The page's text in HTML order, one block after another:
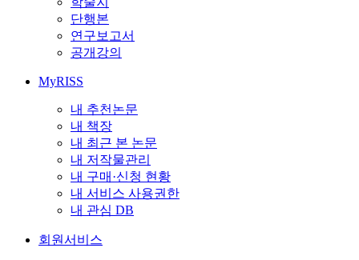
단행본
연구보고서
공개강의
MyRISS
내 추천논문
내 책장
내 최근 본 논문
내 저작물관리
내 구매·신청 현황
내 서비스 사용권한
내 관심 DB
회원서비스